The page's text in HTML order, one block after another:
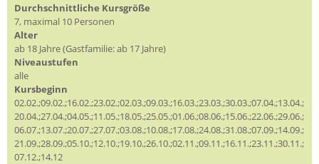
Durchschnittliche Kursgröße
7, maximal 10 Personen
Alter
ab 18 Jahre (Gastfamilie: ab 17 Jahre)
Niveaustufen
alle
Kursbeginn
02.02.;09.02.;16.02.;23.02.;02.03.;09.03.;16.03.;23.03.;30.03.;07.04.;13.04.;
20.04.;27.04.;04.05.;11.05.;18.05.;25.05.;01.06.;08.06.;15.06.;22.06.;29.06.;
06.07.;13.07.;20.07.;27.07.;03.08.;10.08.;17.08.;24.08.;31.08.;07.09.;14.09.;
21.09.;28.09.;05.10.;12.10.;19.10.;26.10.;02.11.;09.11.;16.11.;23.11.;30.11.;
07.12.;14.12